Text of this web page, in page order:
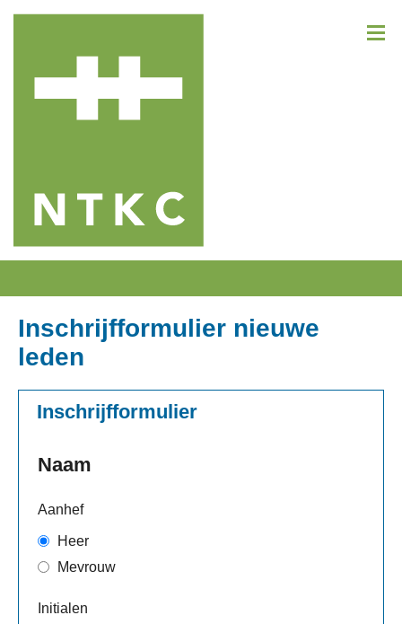
Inschrijfformulier nieuwe
leden
Inschrijfformulier
Naam
Aanhef
Heer
Mevrouw
Initialen